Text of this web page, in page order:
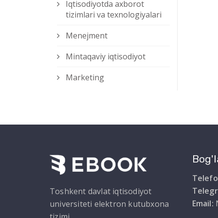
Iqtisodiyotda axborot
tizimlari va texnologiyalari
Menejment
Mintaqaviy iqtisodiyot
Marketing
Toshkent davlat iqtisodiyot
universiteti elektron kutubxona
Email: